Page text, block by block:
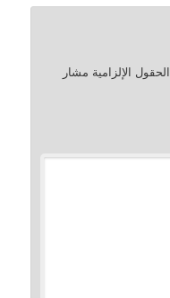
الحقول الإلزامية مشار